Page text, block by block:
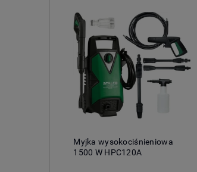
Myjka wysokociśnieniowa
1500 W HPC120A